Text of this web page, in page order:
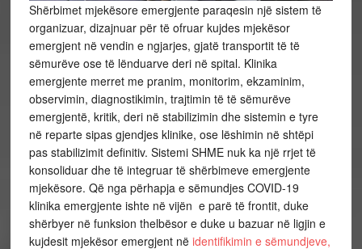
Shërbimet mjekësore emergjente paraqesin një sistem të
organizuar, dizajnuar për të ofruar kujdes mjekësor
emergjent në vendin e ngjarjes, gjatë transportit të të
sëmurëve ose të lënduarve deri në spital. Klinika
emergjente merret me pranim, monitorim, ekzaminim,
observimin, diagnostikimin, trajtimin të të sëmurëve
emergjentë, kritik, deri në stabilizimin dhe sistemin e tyre
në reparte sipas gjendjes klinike, ose lëshimin në shtëpi
pas stabilizimit definitiv. Sistemi SHME nuk ka një rrjet të
konsoliduar dhe të integruar të shërbimeve emergjente
mjekësore. Që nga përhapja e sëmundjes COVID-19
klinika emergjente ishte në vijën e parë të frontit, duke
shërbyer në funksion thelbësor e duke u bazuar në ligjin e
kujdesit mjekësor emergjent në identifikimin e sëmundjeve,